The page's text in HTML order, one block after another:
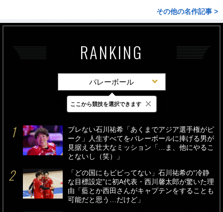
その他の名作記事 >
RANKING
バレーボール
最新 24時間 週間
ブレない石川祐希「あくまでアジア選手権がピ
ーク」人生すべてをバレーボールに捧げる男が
見据える壮大なミッション「…ま、他にやるこ
とないし（笑）」
「どの国にもビビってない」石川祐希の“冷静
な目標設定”に初A代表・西川馨太郎が驚いた理
由「藍とか西田さんがキャプテンをすることも
可能だと思う…だけど」
ここから競技を選択できます ×